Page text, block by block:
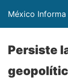
México Informa
Persiste